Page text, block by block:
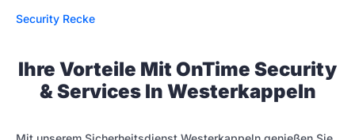
Security Recke
Ihre Vorteile Mit OnTime Security
& Services In Westerkappeln